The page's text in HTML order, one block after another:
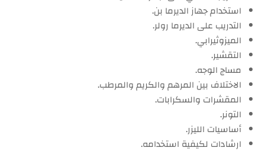
استخدام جهاز الديرما بن.
التدريب على الديرما رولر.
الميزوثيرابي.
التقشير.
مساج الوجه.
الاختلاف بين المرهم والكريم والمرطب.
المقشرات والسكرابات.
التونر.
أساسيات الليزر.
ارشادات لكيفية استخدامه.